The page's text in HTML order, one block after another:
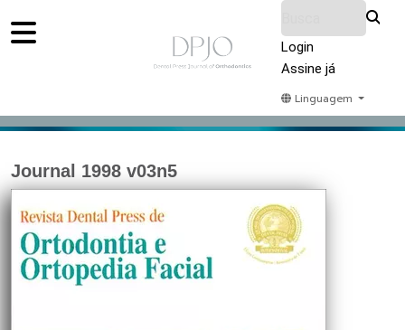
Login
Assine já
Linguagem
Journal 1998 v03n5